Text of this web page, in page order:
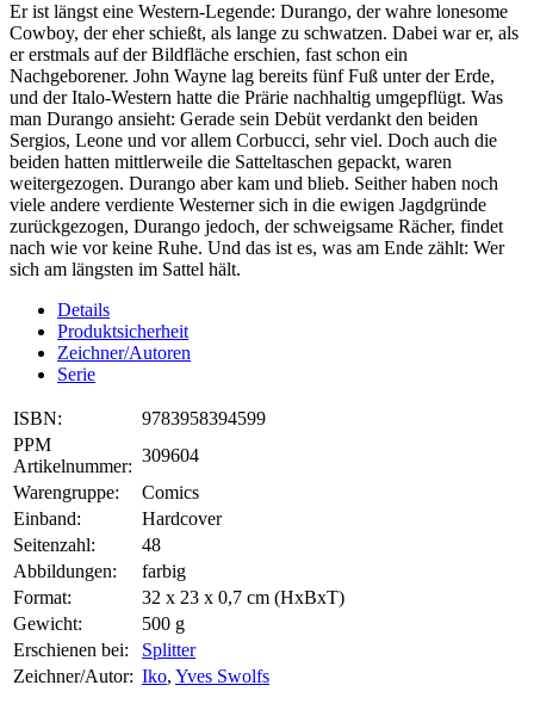
Er ist längst eine Western-Legende: Durango, der wahre lonesome
Cowboy, der eher schießt, als lange zu schwatzen. Dabei war er, als
er erstmals auf der Bildfläche erschien, fast schon ein
Nachgeborener. John Wayne lag bereits fünf Fuß unter der Erde,
und der Italo-Western hatte die Prärie nachhaltig umgepflügt. Was
man Durango ansieht: Gerade sein Debüt verdankt den beiden
Sergios, Leone und vor allem Corbucci, sehr viel. Doch auch die
beiden hatten mittlerweile die Satteltaschen gepackt, waren
weitergezogen. Durango aber kam und blieb. Seither haben noch
viele andere verdiente Westerner sich in die ewigen Jagdgründe
zurückgezogen, Durango jedoch, der schweigsame Rächer, findet
nach wie vor keine Ruhe. Und das ist es, was am Ende zählt: Wer
sich am längsten im Sattel hält.
Details
Produktsicherheit
Zeichner/Autoren
Serie
ISBN:
9783958394599
PPM
Artikelnummer:
309604
Warengruppe:
Comics
Einband:
Hardcover
Seitenzahl:
48
Abbildungen:
farbig
Format:
32 x 23 x 0,7 cm (HxBxT)
Gewicht:
500 g
Erschienen bei:
Splitter
Zeichner/Autor: Iko, Yves Swolfs